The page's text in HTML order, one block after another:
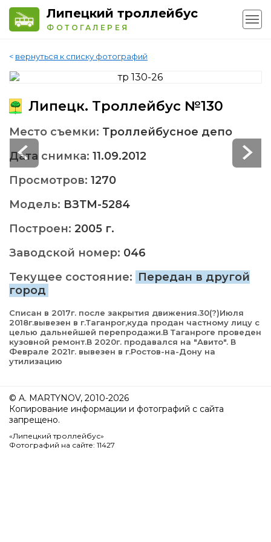
Липецкий троллейбус
ФОТОГАЛЕРЕЯ
< вернуться к списку фотографий
Липецк. Троллейбус №130
Место съемки: Троллейбусное депо
Дата снимка: 11.09.2012
Просмотров: 1270
Модель: ВЗТМ-5284
Построен: 2005 г.
Заводской номер: 046
Текущее состояние: Передан в другой
город
Списан в 2017г. после закрытия движения.30(?)Июля
2018г.вывезен в г.Таганрог,куда продан частному лицу с
целью дальнейшей перепродажи.В Таганроге проведен
кузовной ремонт.В 2020г. продавался на "Авито". В
Феврале 2021г. вывезен в г.Ростов-на-Дону на
утилизацию
© A. MARTYNOV, 2010-2026
Копирование информации и фотографий с сайта
запрещено.
«Липецкий троллейбус»
Фотографий на сайте: 11427